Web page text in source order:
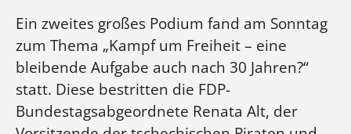
Ein zweites großes Podium fand am Sonntag
zum Thema „Kampf um Freiheit – eine
bleibende Aufgabe auch nach 30 Jahren?“
statt. Diese bestritten die FDP-
Bundestagsabgeordnete Renata Alt, der